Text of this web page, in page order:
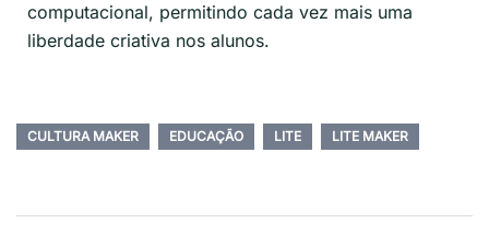
computacional, permitindo cada vez mais uma
liberdade criativa nos alunos.
CULTURA MAKER EDUCAÇÃO LITE LITE MAKER